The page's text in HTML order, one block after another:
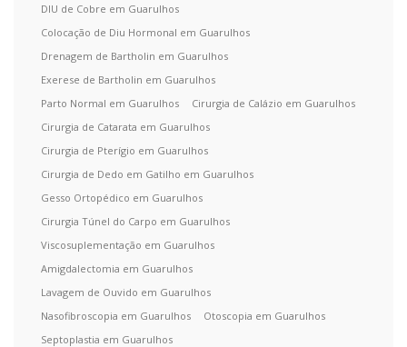
DIU de Cobre em Guarulhos
Colocação de Diu Hormonal em Guarulhos
Drenagem de Bartholin em Guarulhos
Exerese de Bartholin em Guarulhos
Parto Normal em Guarulhos
Cirurgia de Calázio em Guarulhos
Cirurgia de Catarata em Guarulhos
Cirurgia de Pterígio em Guarulhos
Cirurgia de Dedo em Gatilho em Guarulhos
Gesso Ortopédico em Guarulhos
Cirurgia Túnel do Carpo em Guarulhos
Viscosuplementação em Guarulhos
Amigdalectomia em Guarulhos
Lavagem de Ouvido em Guarulhos
Nasofibroscopia em Guarulhos
Otoscopia em Guarulhos
Septoplastia em Guarulhos